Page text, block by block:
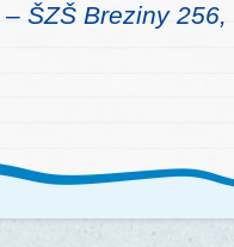
ŠZŠ Breziny